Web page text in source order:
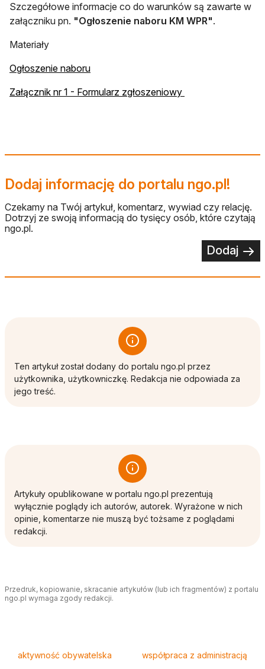
Szczegółowe informacje co do warunków są zawarte w
załączniku pn. "Ogłoszenie naboru KM WPR".
Materiały
Ogłoszenie naboruotwiera się w nowej karcie
Załącznik nr 1 - Formularz zgłoszeniowy
Dodaj informację do portalu ngo.pl!
Czekamy na Twój artykuł, komentarz, wywiad czy relację.
Dotrzyj ze swoją informacją do tysięcy osób, które czytają
ngo.pl.
Dodaj
Ten artykuł został dodany do portalu ngo.pl przez
użytkownika, użytkowniczkę. Redakcja nie odpowiada za
jego treść.
Artykuły opublikowane w portalu ngo.pl prezentują
wyłącznie poglądy ich autorów, autorek. Wyrażone w nich
opinie, komentarze nie muszą być tożsame z poglądami
redakcji.
Przedruk, kopiowanie, skracanie artykułów (lub ich fragmentów) z portalu
ngo.pl wymaga zgody redakcji.
aktywność obywatelska współpraca z administracją